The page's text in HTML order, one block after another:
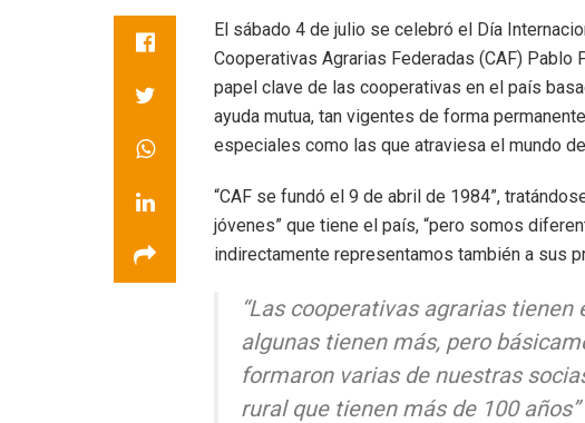
El sábado 4 de julio se celebró el Día
Cooperativas Agrarias Federadas (CAF)
papel clave de las cooperativas en el país
ayuda mutua, tan vigentes de forma
especiales como las que atraviesa el mundo
“CAF se fundó el 9 de abril de 1984”,
jóvenes” que tiene el país, “pero somos
indirectamente representamos también a sus
“Las cooperativas agrarias
algunas tienen más, pero
formaron varias de nuestras
rural que tienen más de 100 años”